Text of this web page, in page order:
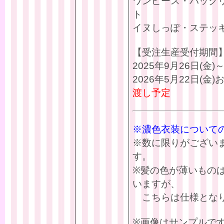
ト
イヌしっぽ・ステッ
【受注生産受付期間
2025年9月26日(金)
2026年5月22日(金)
渡し予定
※濃色衣装について
※数に限りがござい
す。
※髪の色が薄いもの
いますが、
こちらは仕様とな